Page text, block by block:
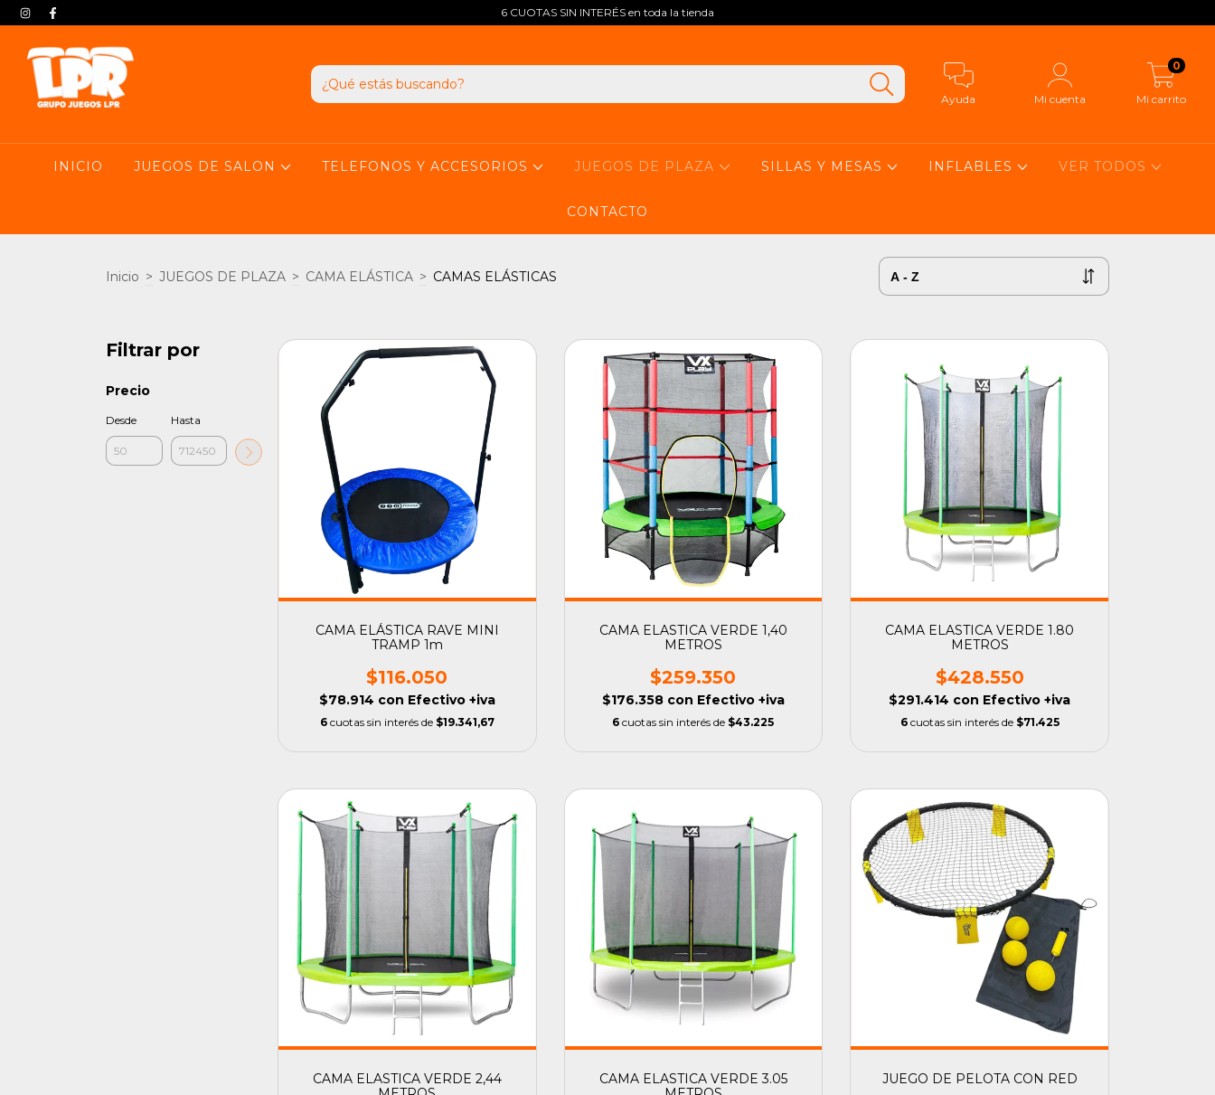
6 CUOTAS SIN INTERÉS en toda la tienda
Ayuda Mi cuenta Mi carrito
0
INICIO JUEGOS DE SALON TELEFONOS Y ACCESORIOS JUEGOS DE PLAZA SILLAS Y MESAS INFLABLES VER TODOS
CONTACTO
Inicio > JUEGOS DE PLAZA > CAMA ELÁSTICA > CAMAS ELÁSTICAS
Filtrar por
Precio
Desde Hasta
CAMA ELÁSTICA RAVE MINI
TRAMP 1m
$116.050
$78.914 con Efectivo +iva
6 cuotas sin interés de $19.341,67
CAMA ELASTICA VERDE 1,40
METROS
$259.350
$176.358 con Efectivo +iva
6 cuotas sin interés de $43.225
CAMA ELASTICA VERDE 1.80
METROS
$428.550
$291.414 con Efectivo +iva
6 cuotas sin interés de $71.425
CAMA ELASTICA VERDE 2,44
CAMA ELASTICA VERDE 3.05
JUEGO DE PELOTA CON RED